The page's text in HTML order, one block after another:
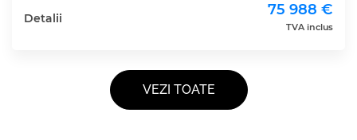
Detalii 75 988 €
TVA inclus
VEZI TOATE